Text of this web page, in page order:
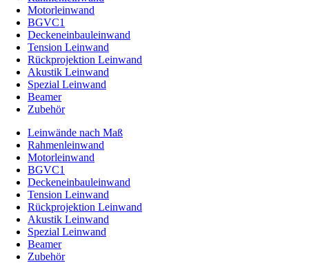
Motorleinwand
BGVC1
Deckeneinbauleinwand
Tension Leinwand
Rückprojektion Leinwand
Akustik Leinwand
Spezial Leinwand
Beamer
Zubehör
Leinwände nach Maß
Rahmenleinwand
Motorleinwand
BGVC1
Deckeneinbauleinwand
Tension Leinwand
Rückprojektion Leinwand
Akustik Leinwand
Spezial Leinwand
Beamer
Zubehör